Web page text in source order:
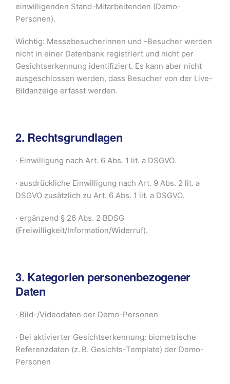
einwilligenden Stand-Mitarbeitenden (Demo-
Personen).
Wichtig: Messebesucherinnen und -Besucher werden
nicht in einer Datenbank registriert und nicht per
Gesichtserkennung identifiziert. Es kann aber nicht
ausgeschlossen werden, dass Besucher von der Live-
Bildanzeige erfasst werden.
2. Rechtsgrundlagen
· Einwilligung nach Art. 6 Abs. 1 lit. a DSGVO.
· ausdrückliche Einwilligung nach Art. 9 Abs. 2 lit. a
DSGVO zusätzlich zu Art. 6 Abs. 1 lit. a DSGVO.
· ergänzend § 26 Abs. 2 BDSG
(Freiwilligkeit/Information/Widerruf).
3. Kategorien personenbezogener
Daten
· Bild-/Videodaten der Demo-Personen
· Bei aktivierter Gesichtserkennung: biometrische
Referenzdaten (z. B. Gesichts-Template) der Demo-
Personen